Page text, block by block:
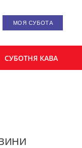
МОЯ СУБОТА
СУБОТНЯ КАВА